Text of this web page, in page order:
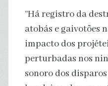
“Há registro da
atobás e gaivotões
impacto dos
perturbadas nos
sonoro dos